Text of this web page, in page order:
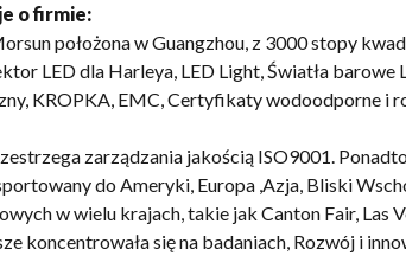
o firmie:
położona w Guangzhou, z 3000 stopy
LED dla Harleya, LED Light, Światła
KROPKA, EMC, Certyfikaty wodoodporne i
zarządzania jakością ISO9001.
do Ameryki, Europa ,Azja, Bliski
w wielu krajach, takie jak Canton Fair, Las
koncentrowała się na badaniach, Rozwój i